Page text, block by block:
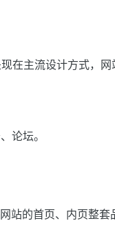
现在主流设计方式，
论坛。
站的首页、内页整